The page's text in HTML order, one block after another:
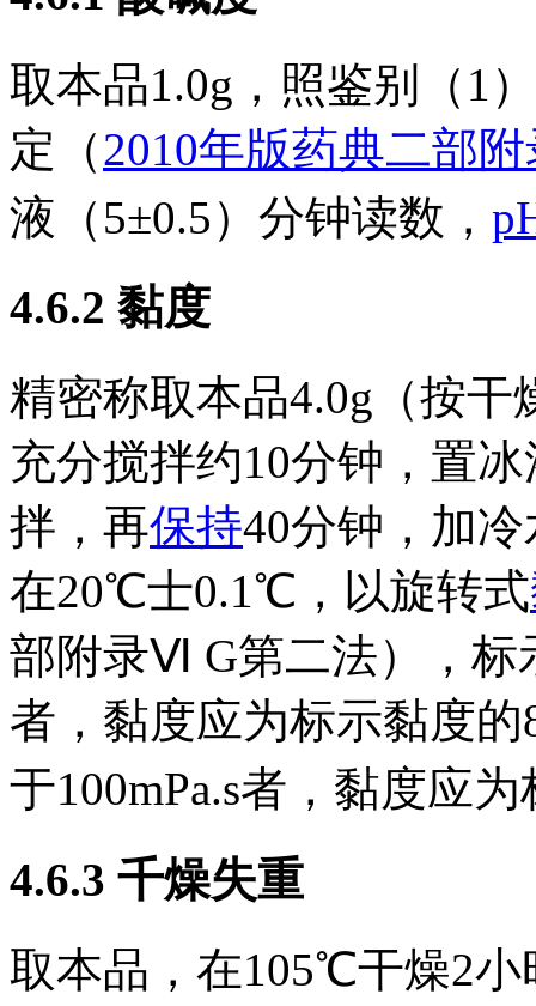
取本品1.0g，照鉴别（1
定（2010年版药典二部
液（5±0.5）分钟读数，
4.6.2 黏度
精密称取本品4.0g（按
充分搅拌约10分钟，置
拌，再保持40分钟，加
在20℃士0.1℃，以旋转式
部附录Ⅵ G第二法），标
者，黏度应为标示黏度的
于100mPa.s者，黏度应
4.6.3 千燥失重
取本品，在105℃干燥2